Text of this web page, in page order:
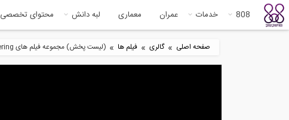
808 خدمات عمران معماری لبه دانش محتوای تخصصی
صفحه اصلی » گالری » فیلم ها » (لیست پخش) مجموعه فیلم های Practical Engineering (ترجمه و دوبله اختصاصی 808)